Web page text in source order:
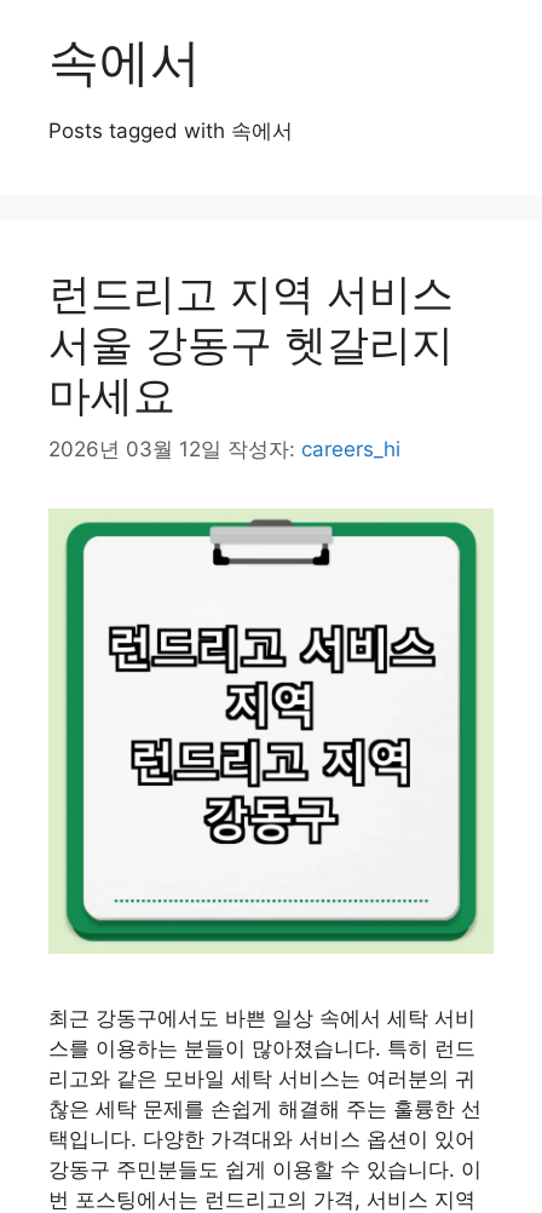
속에서
Posts tagged with 속에서
런드리고 지역 서비스
서울 강동구 헷갈리지
마세요
2026년 03월 12일 작성자: careers_hi
최근 강동구에서도 바쁜 일상 속에서 세탁 서비
스를 이용하는 분들이 많아졌습니다. 특히 런드
리고와 같은 모바일 세탁 서비스는 여러분의 귀
찮은 세탁 문제를 손쉽게 해결해 주는 훌륭한 선
택입니다. 다양한 가격대와 서비스 옵션이 있어
강동구 주민분들도 쉽게 이용할 수 있습니다. 이
번 포스팅에서는 런드리고의 가격, 서비스 지역